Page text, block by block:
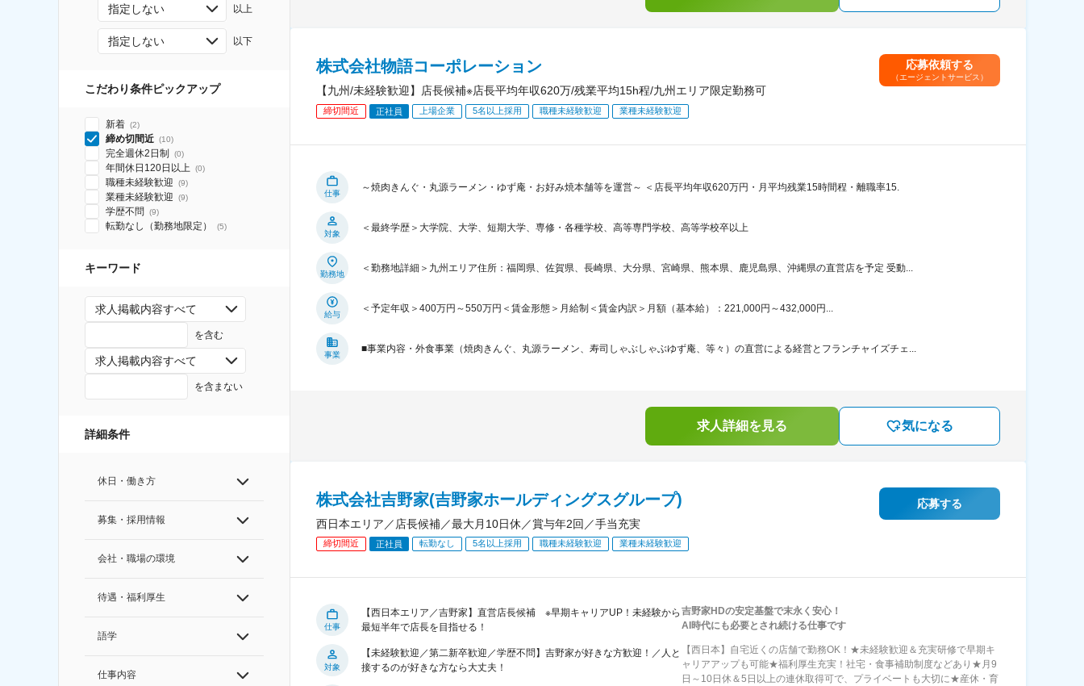
指定しない 以上
指定しない 以下
こだわり条件ピックアップ
新着 (2)
締め切間近 (10)
完全週休2日制 (0)
年間休日120日以上 (0)
職種未経験歓迎 (9)
業種未経験歓迎 (9)
学歴不問 (9)
転勤なし（勤務地限定） (5)
キーワード
求人掲載内容すべて
を含む
求人掲載内容すべて
を含まない
詳細条件
休日・働き方
募集・採用情報
会社・職場の環境
待遇・福利厚生
語学
仕事内容
株式会社物語コーポレーション
【九州/未経験歓迎】店長候補※店長平均年収620万/残業平均15h程/九州エリア限定勤務可
締切間近 正社員 上場企業 5名以上採用 職種未経験歓迎 業種未経験歓迎
応募依頼する
（エージェントサービス）
仕事
～焼肉きんぐ・丸源ラーメン・ゆず庵・お好み焼本舗等を運営～ ＜店長平均年収620万円・月平均残業15時間程・離職率15.
対象
＜最終学歴＞大学院、大学、短期大学、専修・各種学校、高等専門学校、高等学校卒以上
勤務地
＜勤務地詳細＞九州エリア住所：福岡県、佐賀県、長崎県、大分県、宮崎県、熊本県、鹿児島県、沖縄県の直営店を予定 受動...
給与
＜予定年収＞400万円～550万円＜賃金形態＞月給制＜賃金内訳＞月額（基本給）：221,000円～432,000円...
事業
■事業内容・外食事業（焼肉きんぐ、丸源ラーメン、寿司しゃぶしゃぶゆず庵、等々）の直営による経営とフランチャイズチェ...
求人詳細を見る 気になる
株式会社吉野家(吉野家ホールディングスグループ)
西日本エリア／店長候補／最大月10日休／賞与年2回／手当充実
締切間近 正社員 転勤なし 5名以上採用 職種未経験歓迎 業種未経験歓迎
応募する
仕事
【西日本エリア／吉野家】直営店長候補 ※早期キャリアUP！未経験から
最短半年で店長を目指せる！
対象
【未経験歓迎／第二新卒歓迎／学歴不問】吉野家が好きな方歓迎！／人と
接するのが好きな方なら大丈夫！
吉野家HDの安定基盤で末永く安心！
AI時代にも必要とされ続ける仕事です
【西日本】自宅近くの店舗で勤務OK！★未経験歓迎＆充実研修で早期キ
ャリアアップも可能★福利厚生充実！社宅・食事補助制度などあり★月9
日～10日休＆5日以上の連休取得可で、プライベートも大切に★産休・育